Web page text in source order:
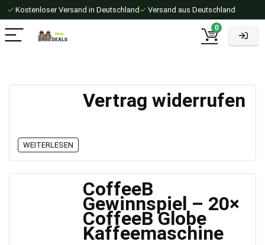
✓ Kostenloser Versand in Deutschland ✓ Versand aus Deutschland
0
Vertrag widerrufen
WEITERLESEN
CoffeeB
Gewinnspiel – 20×
CoffeeB Globe
Kaffeemaschine